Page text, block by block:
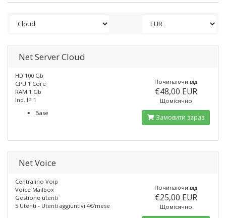
Net Server Cloud
HD 100 Gb
CPU 1 Core
RAM 1 Gb
Ind. IP 1
Base
Починаючи від
€48,00 EUR
Щомісячно
Замовити зараз
Net Voice
Centralino Voip
Voice Mailbox
Gestione utenti
5 Utenti - Utenti aggiuntivi 4€/mese
Починаючи від
€25,00 EUR
Щомісячно